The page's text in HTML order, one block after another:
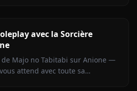
avec la Sorcière
de Majo no Tabitabi sur Anione —
attend avec toute sa